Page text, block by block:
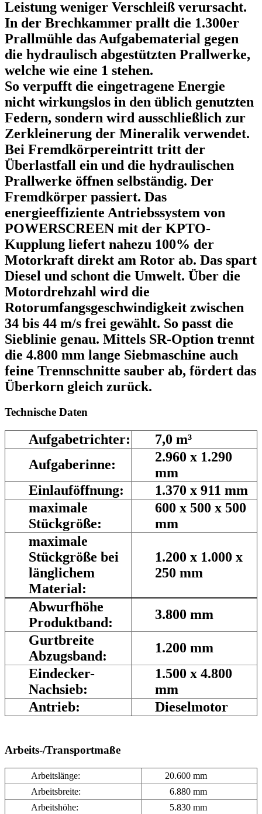
Leistung weniger Verschleiß verursacht.
In der Brechkammer prallt die 1.300er
Prallmühle das Aufgabematerial gegen
die hydraulisch abgestützten Prallwerke,
welche wie eine 1 stehen.
So verpufft die eingetragene Energie
nicht wirkungslos in den üblich genutzten
Federn, sondern wird ausschließlich zur
Zerkleinerung der Mineralik verwendet.
Bei Fremdkörpereintritt tritt der
Überlastfall ein und die hydraulischen
Prallwerke öffnen selbständig. Der
Fremdkörper passiert. Das
energieeffiziente Antriebssystem von
POWERSCREEN mit der KPTO-
Kupplung liefert nahezu 100% der
Motorkraft direkt am Rotor ab. Das spart
Diesel und schont die Umwelt. Über die
Motordrehzahl wird die
Rotorumfangsgeschwindigkeit zwischen
34 bis 44 m/s frei gewählt. So passt die
Sieblinie genau. Mittels SR-Option trennt
die 4.800 mm lange Siebmaschine auch
feine Trennschnitte sauber ab, fördert das
Überkorn gleich zurück.
Technische Daten
Aufgabetrichter:
7,0 m³
Aufgaberinne:
2.960 x 1.290
mm
Einlauföffnung:
1.370 x 911 mm
maximale
Stückgröße:
600 x 500 x 500
mm
maximale
Stückgröße bei
länglichem
Material:
1.200 x 1.000 x
250 mm
Abwurfhöhe
Produktband:
3.800 mm
Gurtbreite
Abzugsband:
1.200 mm
Eindecker-
Nachsieb:
1.500 x 4.800
mm
Antrieb:
Dieselmotor
Arbeits-/Transportmaße
Arbeitslänge:
20.600 mm
Arbeitsbreite:
6.880 mm
Arbeitshöhe:
5.830 mm